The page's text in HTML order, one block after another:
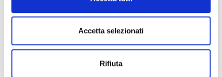
Accetta selezionati
Rifiuta
soggetti è regolata da precisi accordi (protocolli d’intesa e
convenzioni), attraverso i quali vengono delegate specifiche
attività; l’OPR monitora e controlla in modo costante tali
attività delegate.
Sono Organismi Delegati dall’OPR: